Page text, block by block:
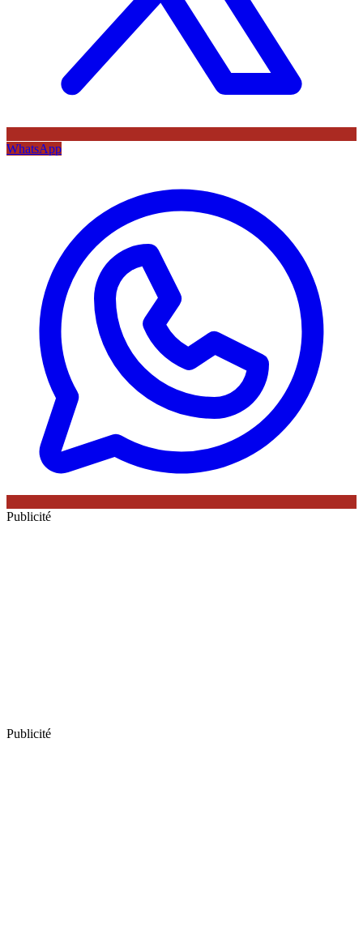
WhatsApp
Publicité
Publicité